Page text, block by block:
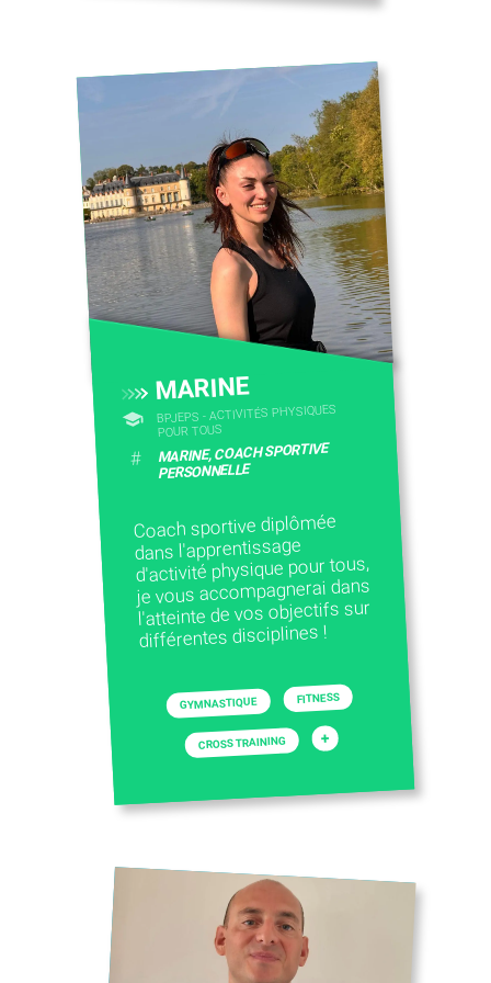
MARINE
BPJEPS - ACTIVITÉS PHYSIQUES
POUR TOUS
# MARINE, COACH SPORTIVE
PERSONNELLE
Coach sportive diplômée
dans l'apprentissage
d'activité physique pour tous,
je vous accompagnerai dans
l'atteinte de vos objectifs sur
différentes disciplines !
GYMNASTIQUE FITNESS
CROSS TRAINING +